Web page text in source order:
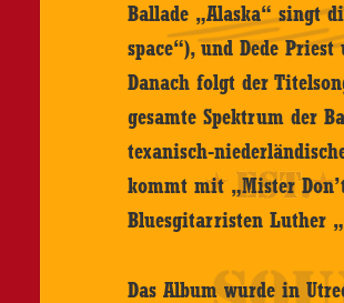
Ballade „Alaska“ singt
space“), und Dede
Danach folgt der
gesamte Spektrum der
texanisch-
kommt mit „Mister
Bluesgitarristen Luther
Das Album wurde in